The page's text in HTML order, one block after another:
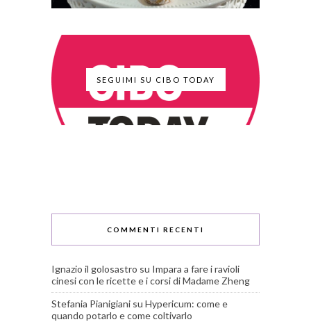
SEGUIMI SU CIBO TODAY
COMMENTI RECENTI
Ignazio il golosastro su Impara a fare i ravioli
cinesi con le ricette e i corsi di Madame Zheng
Stefania Pianigiani su Hypericum: come e
quando potarlo e come coltivarlo